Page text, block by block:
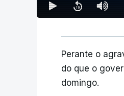
Perante o
do que o
domingo.